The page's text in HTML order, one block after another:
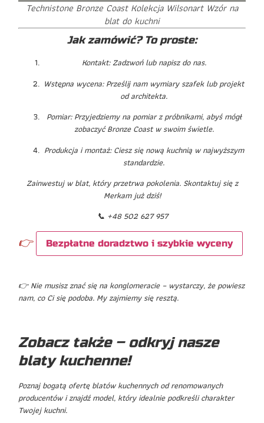
Technistone Bronze Coast Kolekcja Wilsonart Wzór na
blat do kuchni
Jak zamówić? To proste:
Kontakt: Zadzwoń lub napisz do nas.
Wstępna wycena: Prześlij nam wymiary szafek lub projekt
od architekta.
Pomiar: Przyjedziemy na pomiar z próbnikami, abyś mógł
zobaczyć Bronze Coast w swoim świetle.
Produkcja i montaż: Ciesz się nową kuchnią w najwyższym
standardzie.
Zainwestuj w blat, który przetrwa pokolenia. Skontaktuj się z
Merkam już dziś!
📞 +48 502 627 957
👉 Bezpłatne doradztwo i szybkie wyceny
👉 Nie musisz znać się na konglomeracie – wystarczy, że powiesz
nam, co Ci się podoba. My zajmiemy się resztą.
Zobacz także – odkryj nasze
blaty kuchenne!
Poznaj bogatą ofertę blatów kuchennych od renomowanych
producentów i znajdź model, który idealnie podkreśli charakter
Twojej kuchni.